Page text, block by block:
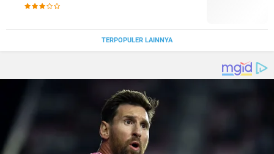
TERPOPULER LAINNYA